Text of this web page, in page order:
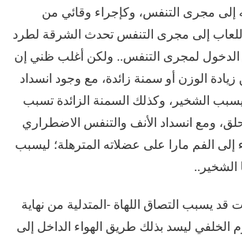
إلى مجرى التنفس، وكإجراء وقائي من
إلى مجرى التنفس تحدث الشرقة لطرد
لمجرى التنفس.. ولكن أغلب ظني إن
الوزن أو سمنة زائدة، مع وجود انسداد
الشخير، وكذلك السمنة الزائدة تسبب
ومع انسداد الأنف والتنفس الاضطراري
إلى الفم مارا على عضلاته المترهلة؛ ليسبب
الشخير..
قد يسبب التصاق اللهاة -المتدلية من نهاية
الخلفي ليسد بذلك طريق الهواء الداخل إلى